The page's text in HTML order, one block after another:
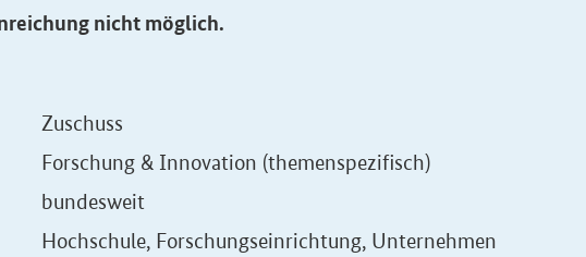
nicht möglich.
Zuschuss
Forschung & Innovation (themenspezifisch)
bundesweit
Hochschule, Forschungseinrichtung, Unternehmen